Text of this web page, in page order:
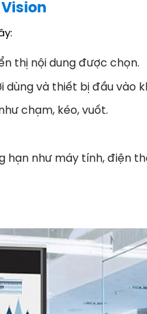
thị nội dung được chọn.
dùng và thiết bị đầu vào
chạm, kéo, vuốt.
hạn như máy tính, điện